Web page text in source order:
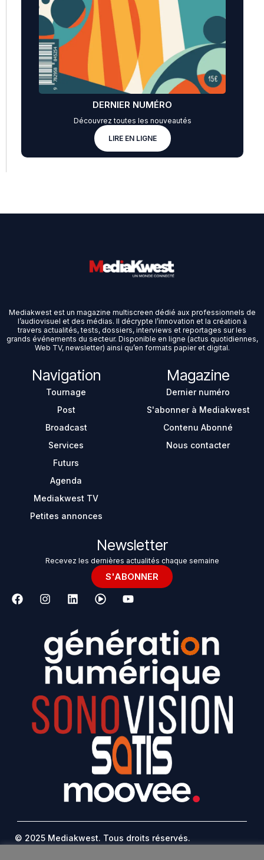
DERNIER NUMÉRO
Découvrez toutes les nouveautés
LIRE EN LIGNE
Mediakwest est un magazine multiscreen dédié aux professionnels de
l’audiovisuel et des médias. Il décrypte l’innovation et la création à
travers actualités, tests, dossiers, interviews et reportages sur les
grands événements du secteur. Disponible en ligne (actus quotidiennes,
Web TV, newsletter) ainsi qu’en formats papier et digital.
Navigation
Tournage
Post
Broadcast
Services
Futurs
Agenda
Mediakwest TV
Petites annonces
Magazine
Dernier numéro
S'abonner à Mediakwest
Contenu Abonné
Nous contacter
Newsletter
Recevez les dernières actualités chaque semaine
S'ABONNER
© 2025 Mediakwest. Tous droits réservés.